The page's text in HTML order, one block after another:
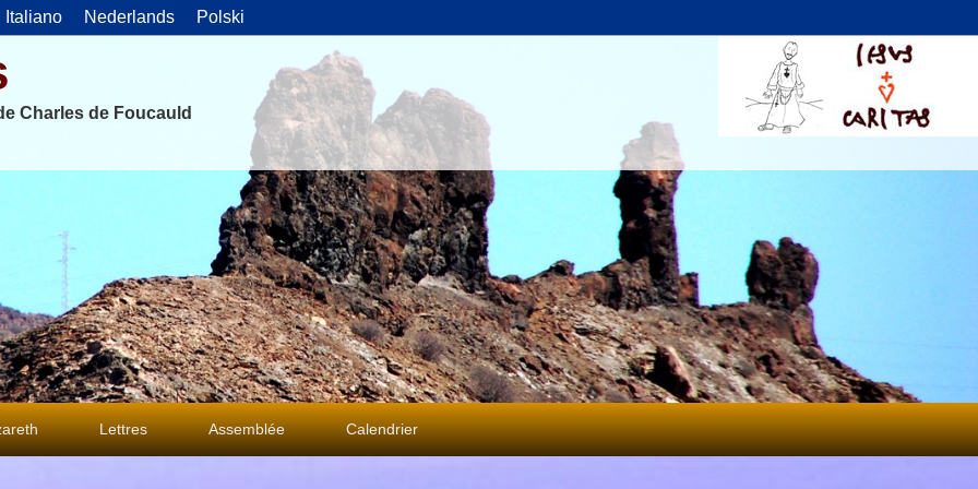
Italiano Nederlands Polski
Charles de Foucauld
Lettres Assemblée Calendrier